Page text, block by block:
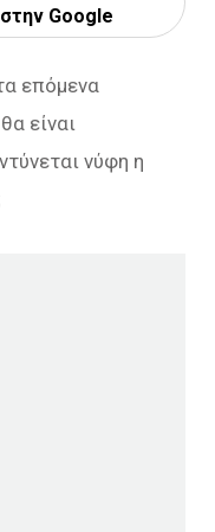
Google
επόμενα
είναι
νύφη η